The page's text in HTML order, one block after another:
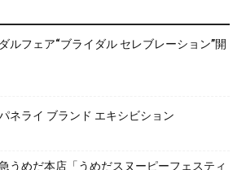
ルフェア“ブライダル セレブレーション”開
ネライ ブランド エキシビション
うめだ本店「うめだスヌーピーフェスティ